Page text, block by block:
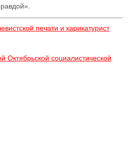
печати и карикатурист
Октябрьской социалистической